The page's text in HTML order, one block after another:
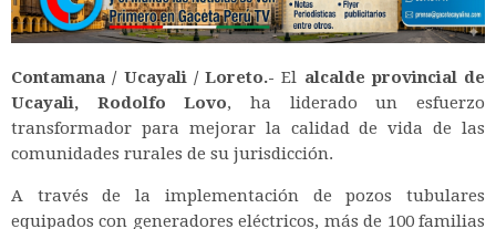
Contamana / Ucayali / Loreto.- El alcalde provincial de
Ucayali, Rodolfo Lovo, ha liderado un esfuerzo
transformador para mejorar la calidad de vida de las
comunidades rurales de su jurisdicción.
A través de la implementación de pozos tubulares
equipados con generadores eléctricos, más de 100 familias